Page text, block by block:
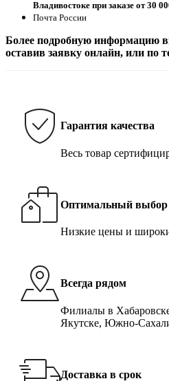
Владивостоке при заказе от 30
Почта России
Более подробную информацию
оставив заявку онлайн, или по
Гарантия качества
Весь товар
Оптимальный выбор
Низкие цены и
Всегда рядом
Филиалы в
Якутске, Южно-
Доставка в срок